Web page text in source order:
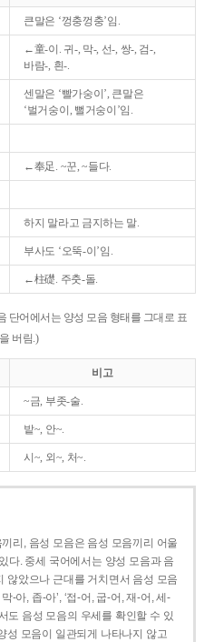
큰말은 ‘껑충껑충’임.
←童-이. 귀-, 막-, 선-, 쌍-, 검-,
바람-, 흰-.
센말은 ‘빨가숭이’, 큰말은
‘벌거숭이, 뻘거숭이’임.
←奉足. ~꾼, ~들다.
하지 말라고 금지하는 말.
부사도 ‘오뚝-이’임.
←柱礎. 주춧-돌.
단어에서는 양성 모음 형태를 그대로 표
버림.)
비고
~금, 부좃-술.
밭~, 안~.
시~, 외~, 처~.
리, 음성 모음은 음성 모음끼리 어울
다. 중세 국어에서는 양성 모음과 음
않았으나 근대를 거치면서 음성 모음
-아, 좁-아’, ‘접-어, 굽-어, 재-어, 세-
도 음성 모음의 우세를 확인할 수 있
성 모음이 일관되게 나타나지 않고